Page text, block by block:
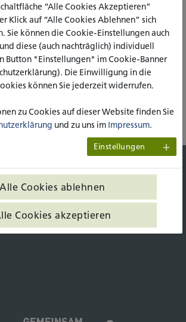
18
kunkel(at)katho-nrw.de
DRUCKEN
“Alle Cookies Akzeptieren”
Klick auf “Alle Cookies Ablehnen” sich
Sie können die Cookie-Einstellungen auch
diese (auch nachträglich) individuell
Button "Einstellungen" im Cookie-Banner
Die Einwilligung in die
können Sie jederzeit widerrufen.
zu Cookies auf dieser Website finden Sie
und zu uns im Impressum.
Einstellungen
Alle Cookies ablehnen
Cookies akzeptieren